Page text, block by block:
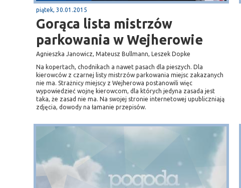
piątek, 30.01.2015
Gorąca lista mistrzów
parkowania w Wejherowie
Agnieszka Janowicz, Mateusz Bullmann, Leszek Dopke
Na kopertach, chodnikach a nawet pasach dla pieszych. Dla
kierowców z czarnej listy mistrzów parkowania miejsc zakazanych
nie ma. Strażnicy miejscy z Wejherowa postanowili więc
wypowiedzieć wojnę kierowcom, dla których jedyna zasada jest
taka, że zasad nie ma. Na swojej stronie internetowej upubliczniają
zdjęcia, dowody na łamanie przepisów.